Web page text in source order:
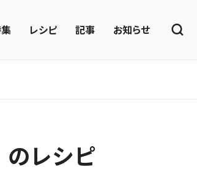
レシピ 記事 お知らせ
レシピ